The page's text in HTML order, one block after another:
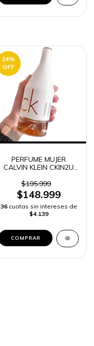
24%
OFF
PERFUME MUJER
CALVIN KLEIN CKIN2U
$195.999
$148.999
36 cuotas sin intereses de
$4.139
COMPRAR